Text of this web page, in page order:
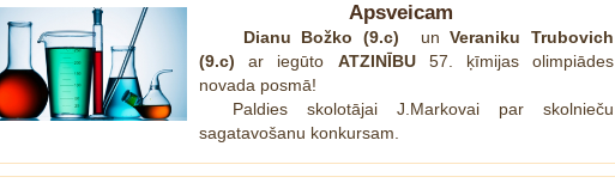
Apsveicam
Dianu Božko (9.c) unVeraniku Trubovich
(9.c)ar iegūto ATZINĪBU 57. ķīmijas olimpiādes
novada posmā!
Paldies skolotājai J.Markovai par skolnieču
sagatavošanu konkursam.